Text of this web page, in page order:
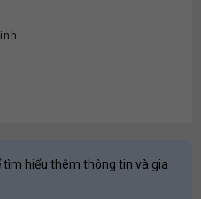
tìm hiểu thêm thông tin và gia